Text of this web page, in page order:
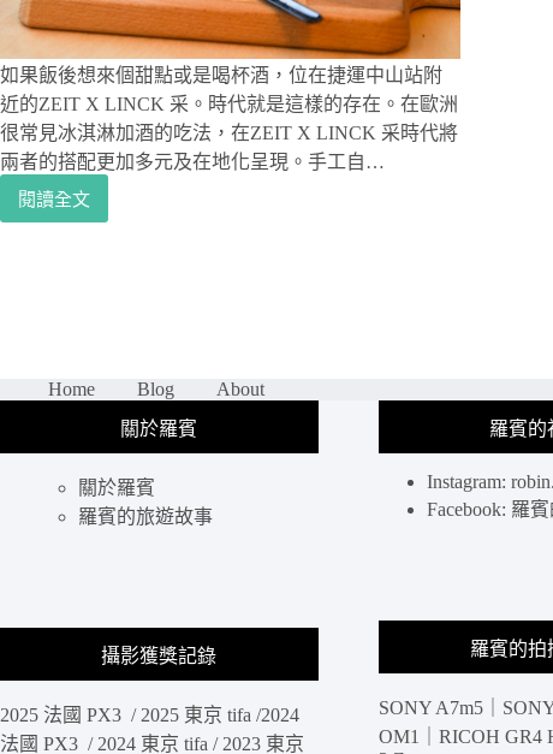
如果飯後想來個甜點或是喝杯酒，位在捷運中山站附
近的ZEIT X LINCK 采。時代就是這樣的存在。在歐洲
很常見冰淇淋加酒的吃法，在ZEIT X LINCK 采時代將
兩者的搭配更加多元及在地化呈現。手工自…
閱讀全文
中
ZEIT
X
采。
時
代：
想
義
式
冰
Home Blog
About
關於羅賓
關於羅賓
羅賓的旅遊故事
攝影獲獎記錄
2025 法國 PX3 / 2025 東京 tifa /2024
法國 PX3 / 2024 東京 tifa / 2023 東京
羅賓的
Instagram:
Facebook: 羅
羅賓的拍
SONY A7m5｜
OM1｜RICOH GR4